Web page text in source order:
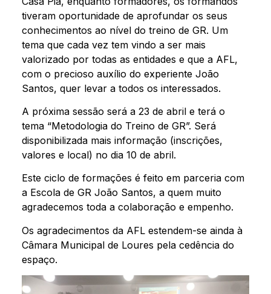
tiveram oportunidade de aprofundar os seus
conhecimentos ao nível do treino de GR. Um
tema que cada vez tem vindo a ser mais
valorizado por todas as entidades e que a AFL,
com o precioso auxílio do experiente João
Santos, quer levar a todos os interessados.
A próxima sessão será a 23 de abril e terá o
tema “Metodologia do Treino de GR”. Será
disponibilizada mais informação (inscrições,
valores e local) no dia 10 de abril.
Este ciclo de formações é feito em parceria com
a Escola de GR João Santos, a quem muito
agradecemos toda a colaboração e empenho.
Os agradecimentos da AFL estendem-se ainda à
Câmara Municipal de Loures pela cedência do
espaço.